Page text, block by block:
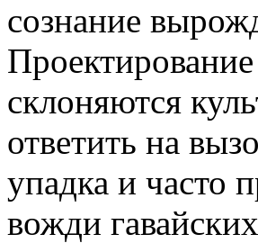
сознание
склоняются
ответить на
упадка и часто
вожди